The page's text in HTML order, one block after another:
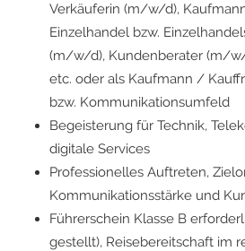
Verkäuferin (m/w/d),
Einzelhandel bzw.
(m/w/d), Kundenberater (m/
etc. oder als Kaufmann /
bzw. Kommunikationsumfeld
Begeisterung für Technik,
digitale Services
Professionelles Auftreten,
Kommunikationsstärke und
Führerschein Klasse B
gestellt), Reisebereitschaft im